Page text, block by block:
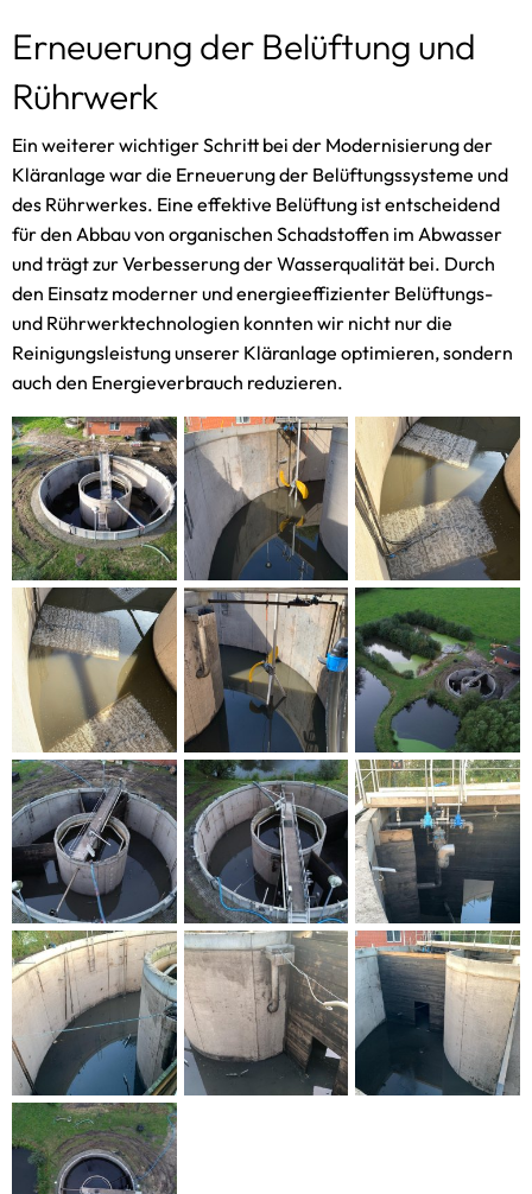
Erneuerung der Belüftung und
Rührwerk
Ein weiterer wichtiger Schritt bei der Modernisierung der
Kläranlage war die Erneuerung der Belüftungssysteme und
des Rührwerkes. Eine effektive Belüftung ist entscheidend
für den Abbau von organischen Schadstoffen im Abwasser
und trägt zur Verbesserung der Wasserqualität bei. Durch
den Einsatz moderner und energieeffizienter Belüftungs-
und Rührwerktechnologien konnten wir nicht nur die
Reinigungsleistung unserer Kläranlage optimieren, sondern
auch den Energieverbrauch reduzieren.